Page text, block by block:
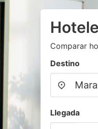
Comparar
Destino
Llegada